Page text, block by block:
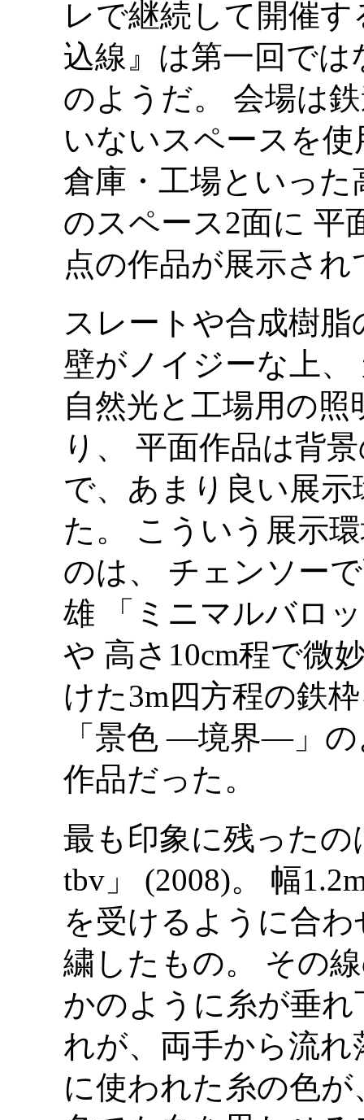
レで継続して開催
込線』は第一回で
のようだ。 会場は
いないスペースを
倉庫・工場といった
のスペース2面に 平
点の作品が展示され
スレートや合成樹
壁がノイジーな上
自然光と工場用の
り、 平面作品は背
で、あまり良い展
た。 こういう展示
のは、 チェンソー
雄 「ミニマルバロ
や 高さ10cm程で微
けた3m四方程の鉄
「景色 —境界—」の
作品だった。
最も印象に残ったの
tbv」 (2008)。 幅
を受けるように合
繍したもの。 その
かのように糸が垂
れが、両手から流
に使われた糸の色